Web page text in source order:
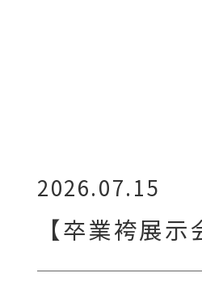
2026.07.15
【卒業袴展